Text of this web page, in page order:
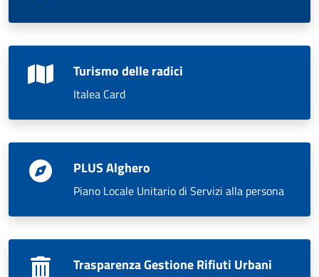
Turismo delle radici
Italea Card
PLUS Alghero
Piano Locale Unitario di Servizi alla persona
Trasparenza Gestione Rifiuti Urbani